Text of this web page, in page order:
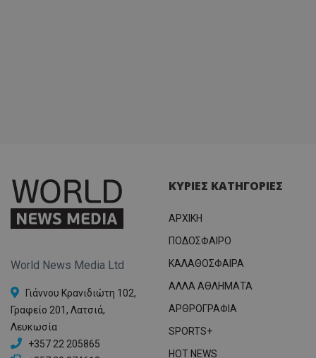
World News Media Ltd
Γιάννου Κρανιδιώτη 102,
Γραφείο 201, Λατσιά,
Λευκωσία
+357 22 205865
ΚΥΡΙΕΣ ΚΑΤΗΓΟΡΙΕΣ
ΑΡΧΙΚΗ
ΠΟΔΟΣΦΑΙΡΟ
ΚΑΛΑΘΟΣΦΑΙΡΑ
ΑΛΛΑ ΑΘΛΗΜΑΤΑ
ΑΡΘΡΟΓΡΑΦΙΑ
SPORTS+
HOT NEWS